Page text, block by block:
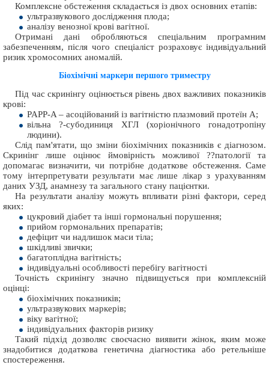
Комплексне обстеження складається із двох основних етапів:
ультразвукового дослідження плода;
аналізу венозної крові вагітної.
Отримані дані обробляються спеціальним програмним
забезпеченням, після чого спеціаліст розраховує індивідуальний
ризик хромосомних аномалій.
Біохімічні маркери першого триместру
Під час скринінгу оцінюється рівень двох важливих показників
крові:
PAPP-A – асоційований із вагітністю плазмовий протеїн А;
вільна ?-субодиниця ХГЛ (хоріонічного гонадотропіну
людини).
Слід пам'ятати, що зміни біохімічних показників є діагнозом.
Скринінг лише оцінює ймовірність можливої ??патології та
допомагає визначити, чи потрібне додаткове обстеження. Саме
тому інтерпретувати результати має лише лікар з урахуванням
даних УЗД, анамнезу та загального стану пацієнтки.
На результати аналізу можуть впливати різні фактори, серед
яких:
цукровий діабет та інші гормональні порушення;
прийом гормональних препаратів;
дефіцит чи надлишок маси тіла;
шкідливі звички;
багатоплідна вагітність;
індивідуальні особливості перебігу вагітності
Точність скринінгу значно підвищується при комплексній
оцінці:
біохімічних показників;
ультразвукових маркерів;
віку вагітної;
індивідуальних факторів ризику
Такий підхід дозволяє своєчасно виявити жінок, яким може
знадобитися додаткова генетична діагностика або ретельніше
спостереження.